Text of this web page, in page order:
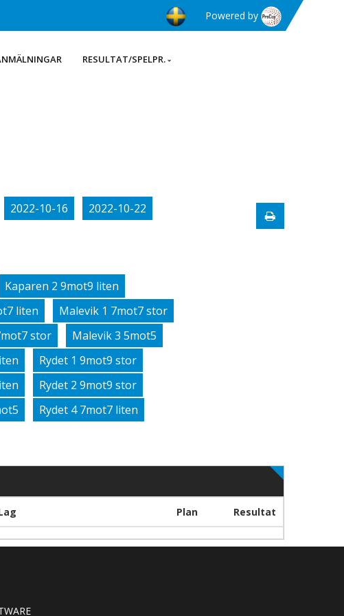
Powered by
RESULTAT/SPELPR.
2022-10-16
2022-10-22
Kaparen 2 9mot9 liten
liten
Malevik 1 7mot7 stor
stor
Malevik 3 5mot5
Rydet 1 9mot9 stor
Rydet 2 9mot9 stor
Rydet 4 7mot7 liten
Plan Resultat